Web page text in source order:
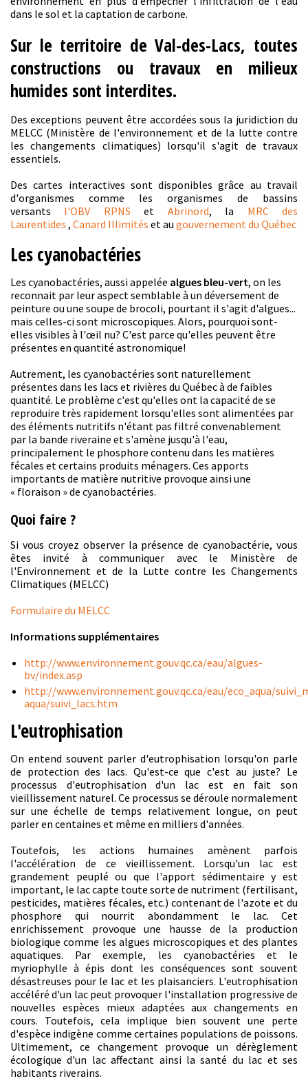
dans le sol et la captation de carbone.
Sur le territoire de Val-des-Lacs, toutes
constructions ou travaux en milieux
humides sont interdites.
Des exceptions peuvent être accordées sous la juridiction du
MELCC (Ministère de l'environnement et de la lutte contre
les changements climatiques) lorsqu'il s'agit de travaux
essentiels.
Des cartes interactives sont disponibles grâce au travail
d'organismes comme les organismes de bassins
versants l'OBV RPNS et Abrinord, la MRC des
Laurentides , Canard Illimités et au gouvernement du Québec
Les cyanobactéries
Les cyanobactéries, aussi appelée algues bleu-vert, on les
reconnait par leur aspect semblable à un déversement de
peinture ou une soupe de brocoli, pourtant il s'agit d'algues...
mais celles-ci sont microscopiques. Alors, pourquoi sont-
elles visibles à l'œil nu? C'est parce qu'elles peuvent être
présentes en quantité astronomique!
Autrement, les cyanobactéries sont naturellement
présentes dans les lacs et rivières du Québec à de faibles
quantité. Le problème c'est qu'elles ont la capacité de se
reproduire très rapidement lorsqu'elles sont alimentées par
des éléments nutritifs n'étant pas filtré convenablement
par la bande riveraine et s'amène jusqu'à l'eau,
principalement le phosphore contenu dans les matières
fécales et certains produits ménagers. Ces apports
importants de matière nutritive provoque ainsi une
« floraison » de cyanobactéries.
Quoi faire ?
Si vous croyez observer la présence de cyanobactérie, vous
êtes invité à communiquer avec le Ministère de
l'Environnement et de la Lutte contre les Changements
Climatiques (MELCC)
Formulaire du MELCC
Informations supplémentaires
http://www.environnement.gouv.qc.ca/eau/algues-
bv/index.asp
http://www.environnement.gouv.qc.ca/eau/eco_aqua/
aqua/suivi_lacs.htm
L'eutrophisation
On entend souvent parler d'eutrophisation lorsqu'on parle
de protection des lacs. Qu'est-ce que c'est au juste? Le
processus d'eutrophisation d'un lac est en fait son
vieillissement naturel. Ce processus se déroule normalement
sur une échelle de temps relativement longue, on peut
parler en centaines et même en milliers d'années.
Toutefois, les actions humaines amènent parfois
l'accélération de ce vieillissement. Lorsqu'un lac est
grandement peuplé ou que l'apport sédimentaire y est
important, le lac capte toute sorte de nutriment (fertilisant,
pesticides, matières fécales, etc.) contenant de l'azote et du
phosphore qui nourrit abondamment le lac. Cet
enrichissement provoque une hausse de la production
biologique comme les algues microscopiques et des plantes
aquatiques. Par exemple, les cyanobactéries et le
myriophylle à épis dont les conséquences sont souvent
désastreuses pour le lac et les plaisanciers. L'eutrophisation
accéléré d'un lac peut provoquer l'installation progressive de
nouvelles espèces mieux adaptées aux changements en
cours. Toutefois, cela implique bien souvent une perte
d'espèce indigène comme certaines populations de poissons.
Ultimement, ce changement provoque un dérèglement
écologique d'un lac affectant ainsi la santé du lac et ses
habitants riverains.